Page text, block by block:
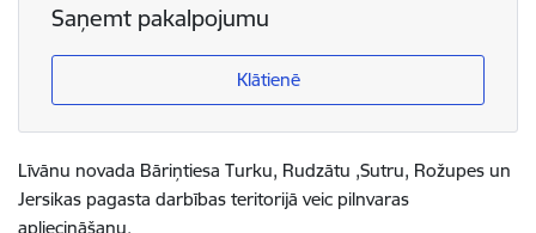
Saņemt pakalpojumu
Klātienē
Līvānu novada Bāriņtiesa Turku, Rudzātu ,Sutru, Rožupes un
Jersikas pagasta darbības teritorijā veic pilnvaras
apliecināšanu.